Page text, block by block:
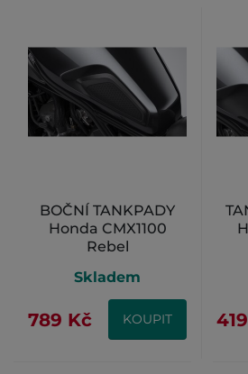
BOČNÍ TANKPADY
Honda CMX1100
Rebel
Skladem
789 Kč KOUPIT